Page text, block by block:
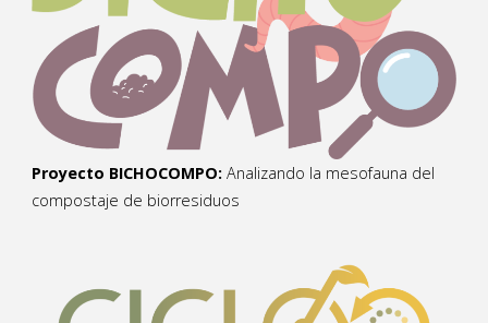
Proyecto BICHOCOMPO: Analizando la mesofauna del
compostaje de biorresiduos